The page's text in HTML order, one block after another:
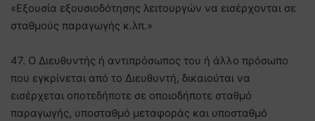
«Εξουσία εξουσιοδότησης λειτουργών να εισέρχονται σε
σταθμούς παραγωγής κ.λπ.»
47. Ο Διευθυντής ή αντιπρόσωπος του ή άλλο πρόσωπο
που εγκρίνεται από το Διευθυντή, δικαιούται να
εισέρχεται οποτεδήποτε σε οποιοδήποτε σταθμό
παραγωγής, υποσταθμό μεταφοράς και υποσταθμό